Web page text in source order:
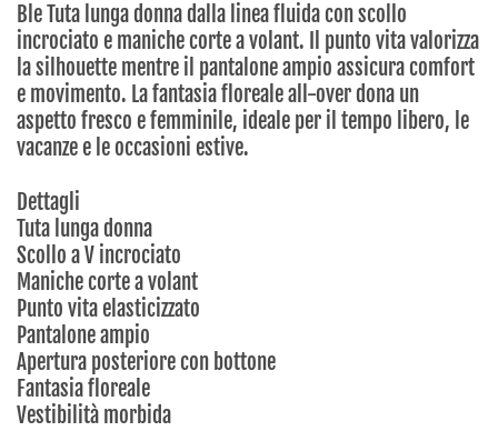
Ble Tuta lunga donna dalla linea fluida con scollo
incrociato e maniche corte a volant. Il punto vita valorizza
la silhouette mentre il pantalone ampio assicura comfort
e movimento. La fantasia floreale all-over dona un
aspetto fresco e femminile, ideale per il tempo libero, le
vacanze e le occasioni estive.
Dettagli
Tuta lunga donna
Scollo a V incrociato
Maniche corte a volant
Punto vita elasticizzato
Pantalone ampio
Apertura posteriore con bottone
Fantasia floreale
Vestibilità morbida